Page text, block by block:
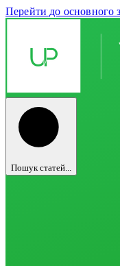
Перейти до основного
Пошук статей...